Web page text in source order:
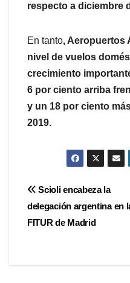
respecto a diciembre
En tanto, Aeropuertos
nivel de vuelos
crecimiento
6 por ciento arriba
y un 18 por ciento
2019.
Navegación
de
Scioli encabeza la
delegación argentina en
FITUR de Madrid